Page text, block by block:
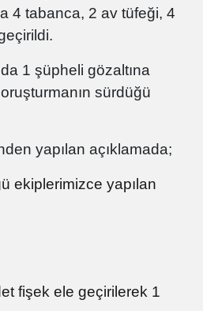
4 tabanca, 2 av tüfeği, 4
1 şüpheli gözaltına
sürdüğü
yapılan açıklamada;
ekiplerimizce yapılan
fişek ele geçirilerek 1